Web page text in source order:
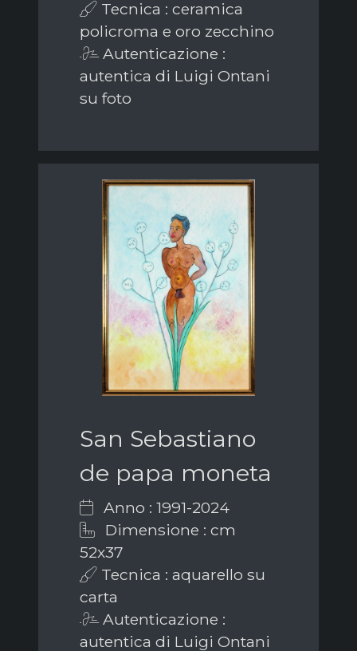
Tecnica : ceramica
policroma e oro zecchino
Autenticazione :
autentica di Luigi Ontani
su foto
San Sebastiano
de papa moneta
Anno : 1991-2024
Dimensione : cm
52x37
Tecnica : aquarello su
carta
Autenticazione :
autentica di Luigi Ontani